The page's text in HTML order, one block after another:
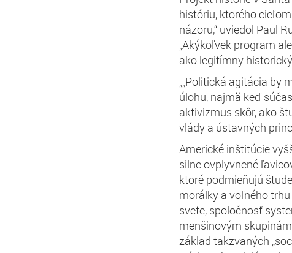
históriu, ktorého
názoru,“ uviedol Paul
„Akýkoľvek program
ako legitímny
„„Politická agitácia by
úlohu, najmä keď
aktivizmus skôr, ako
vlády a ústavných
Americké inštitúcie
silne ovplyvnené
ktoré podmieňujú
morálky a voľného
svete, spoločnosť
menšinovým
základ takzvaných